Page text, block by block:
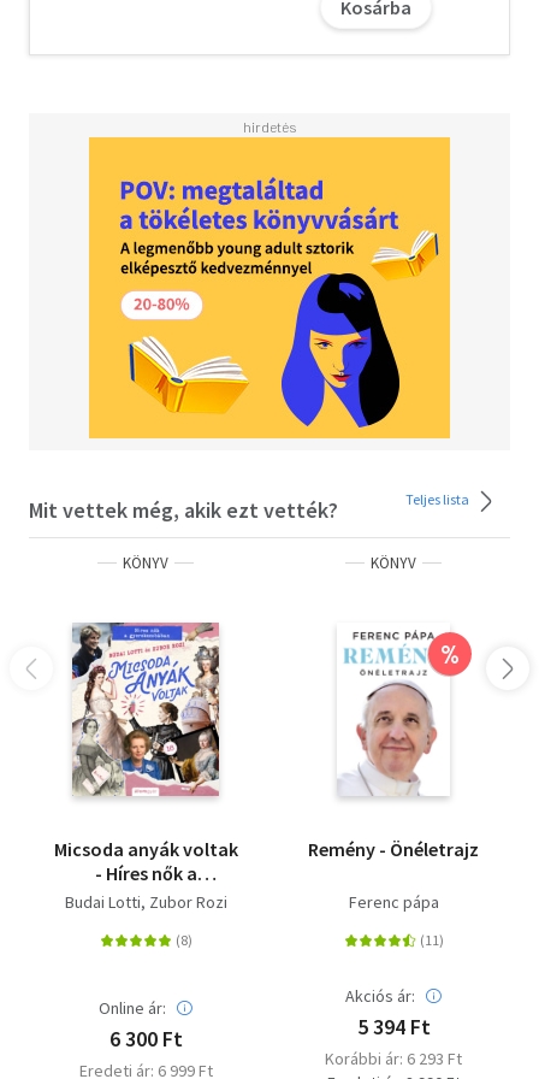
otthonukba visszatérni már nem tudtak. A hosszú
pincéjében volt kénytelen elszenvedni. Az átélt
megpróbáltatásoktól megviselt, legyengült szervezetű
gróf csak 1945. február 22-én tudott visszaköltözni a
Völgy utcai lakásukba. Széchényi Viktort és fiát 1945
márciusában egymástól függetlenül tartóztatták le.
Széchenyi Zsigmond naplója szerint apja április 13-án
szabadult ki. A családtagok visszaemlékezése alapján
összeverve, betegen, megtörten került elő. A
megpróbáltatásokat az idős ember szervezete nem tudta
feldolgozni, és április 19-én elhunyt.
Széchényi Viktor, a 20. század első négy évtizedének egyik
legjelentősebb Fejér megyei közéleti szereplője
Életművéről az utókor hálátlanul megfeledkezett, a
tekintenek rá. Háborús naplói megkerülhetetlen
forrásmunkák, feljegyzéseiből minden eddigi forrásnál
részletesebben tárul elénk a Vár fizikai megsemmisülése,
romhalmazzá válása. A kötetet hatvannégy oldalas
képmelléklettel adjuk közre.
Kosárba
Mit vettek még, akik ezt vették? Teljes lista
KÖNYV
Micsoda anyák voltak
- Híres nők a
gyerekszobában
Budai Lotti Zubor Rozi
Online ár:
6 300 Ft
Eredeti ár: 6 999 Ft
KÖNYV
%
Remény - Önéletrajz
Ferenc pápa
Akciós ár:
5 394 Ft
Korábbi ár: 6 293 Ft